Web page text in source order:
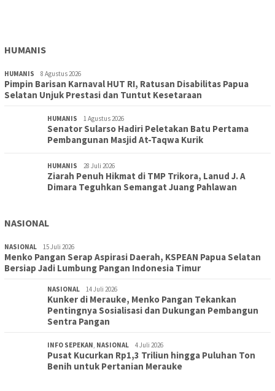
HUMANIS
HUMANIS 8 Agustus 2026
Pimpin Barisan Karnaval HUT RI, Ratusan Disabilitas Papua
Selatan Unjuk Prestasi dan Tuntut Kesetaraan
HUMANIS 1 Agustus 2026
Senator Sularso Hadiri Peletakan Batu Pertama
Pembangunan Masjid At-Taqwa Kurik
HUMANIS 28 Juli 2026
Ziarah Penuh Hikmat di TMP Trikora, Lanud J. A
Dimara Teguhkan Semangat Juang Pahlawan
NASIONAL
NASIONAL 15 Juli 2026
Menko Pangan Serap Aspirasi Daerah, KSPEAN Papua Selatan
Bersiap Jadi Lumbung Pangan Indonesia Timur
NASIONAL 14 Juli 2026
Kunker di Merauke, Menko Pangan Tekankan
Pentingnya Sosialisasi dan Dukungan Pembangun
Sentra Pangan
INFO SEPEKAN, NASIONAL 4 Juli 2026
Pusat Kucurkan Rp1,3 Triliun hingga Puluhan Ton
Benih untuk Pertanian Merauke